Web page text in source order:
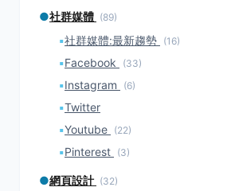
●社群媒體 (89)
▪社群媒體:最新趨勢 (16)
▪Facebook (33)
▪Instagram (6)
▪Twitter
▪Youtube (22)
▪Pinterest (3)
●網頁設計 (32)